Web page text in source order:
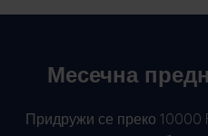
Месечна
Придружи се преко 10000